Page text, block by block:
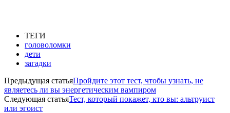
ТЕГИ
головоломки
дети
загадки
Предыдущая статьяПройдите этот тест, чтобы узнать, не
являетесь ли вы энергетическим вампиром
Следующая статьяТест, который покажет, кто вы: альтруист
или эгоист